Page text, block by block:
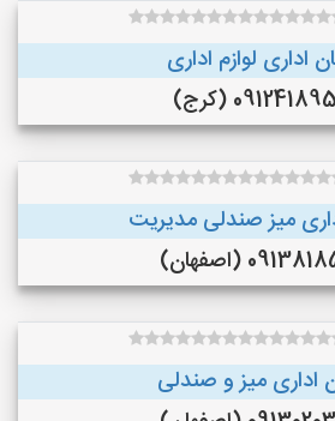
اداری لوازم اداری
(کرج)
میز صندلی مدیریت
(اصفهان)
اداری میز و صندلی